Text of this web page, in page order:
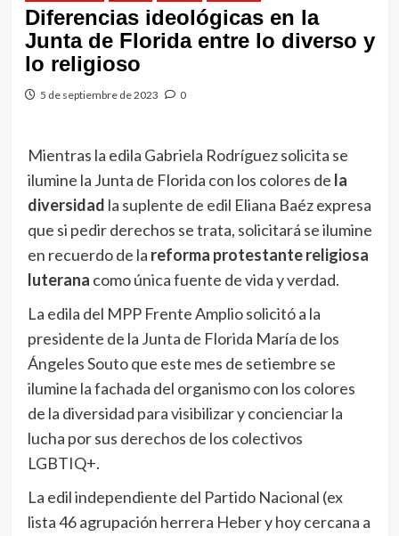
Diferencias ideológicas en la
Junta de Florida entre lo diverso y
lo religioso
5 de septiembre de 2023 0
Mientras la edila Gabriela Rodríguez solicita se
ilumine la Junta de Florida con los colores de la
diversidad la suplente de edil Eliana Baéz expresa
que si pedir derechos se trata, solicitará se ilumine
en recuerdo de la reforma protestante religiosa
luterana como única fuente de vida y verdad.
La edila del MPP Frente Amplio solicitó a la
presidente de la Junta de Florida María de los
Ángeles Souto que este mes de setiembre se
ilumine la fachada del organismo con los colores
de la diversidad para visibilizar y concienciar la
lucha por sus derechos de los colectivos
LGBTIQ+.
La edil independiente del Partido Nacional (ex
lista 46 agrupación herrera Heber y hoy cercana a